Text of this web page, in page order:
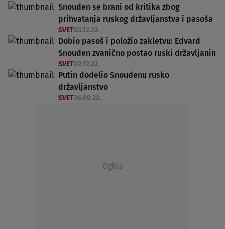
Snouden se brani od kritika zbog
prihvatanja ruskog državljanstva i pasoša
SVET03.12.22.
Dobio pasoš i položio zakletvu: Edvard
Snouden zvanično postao ruski državljanin
SVET02.12.22.
Putin dodelio Snoudenu rusko
državljanstvo
SVET26.09.22.
Oglas